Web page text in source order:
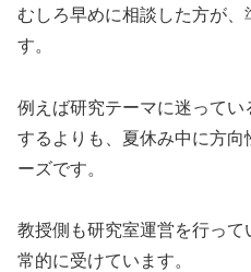
むしろ早めに相談した方が
す。
例えば研究テーマに迷って
するよりも、夏休み中に方
ーズです。
教授側も研究室運営を行って
常的に受けています。